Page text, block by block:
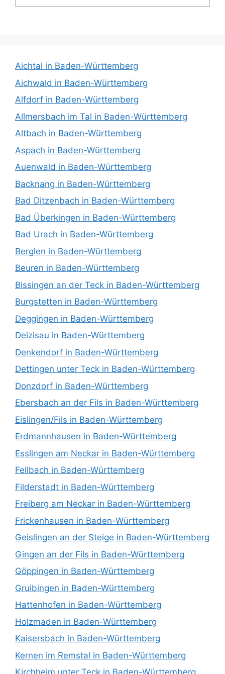
Aichtal in Baden-Württemberg
Aichwald in Baden-Württemberg
Alfdorf in Baden-Württemberg
Allmersbach im Tal in Baden-Württemberg
Altbach in Baden-Württemberg
Aspach in Baden-Württemberg
Auenwald in Baden-Württemberg
Backnang in Baden-Württemberg
Bad Ditzenbach in Baden-Württemberg
Bad Überkingen in Baden-Württemberg
Bad Urach in Baden-Württemberg
Berglen in Baden-Württemberg
Beuren in Baden-Württemberg
Bissingen an der Teck in Baden-Württemberg
Burgstetten in Baden-Württemberg
Deggingen in Baden-Württemberg
Deizisau in Baden-Württemberg
Denkendorf in Baden-Württemberg
Dettingen unter Teck in Baden-Württemberg
Donzdorf in Baden-Württemberg
Ebersbach an der Fils in Baden-Württemberg
Eislingen/Fils in Baden-Württemberg
Erdmannhausen in Baden-Württemberg
Esslingen am Neckar in Baden-Württemberg
Fellbach in Baden-Württemberg
Filderstadt in Baden-Württemberg
Freiberg am Neckar in Baden-Württemberg
Frickenhausen in Baden-Württemberg
Geislingen an der Steige in Baden-Württemberg
Gingen an der Fils in Baden-Württemberg
Göppingen in Baden-Württemberg
Gruibingen in Baden-Württemberg
Hattenhofen in Baden-Württemberg
Holzmaden in Baden-Württemberg
Kaisersbach in Baden-Württemberg
Kernen im Remstal in Baden-Württemberg